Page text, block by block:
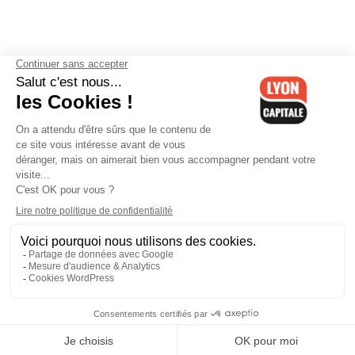
Contactez-nous-Mentions légales-CGV-Politique de
confidentialité-Gestion des cookies
Cedex 06